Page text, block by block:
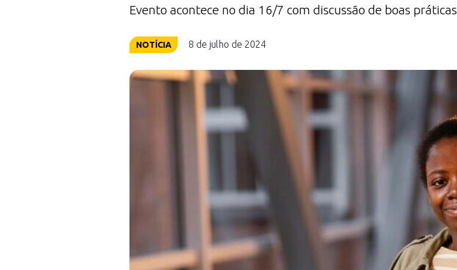
Evento acontece no dia 16/7 com discussão de boas práticas
NOTÍCIA 8 de julho de 2024